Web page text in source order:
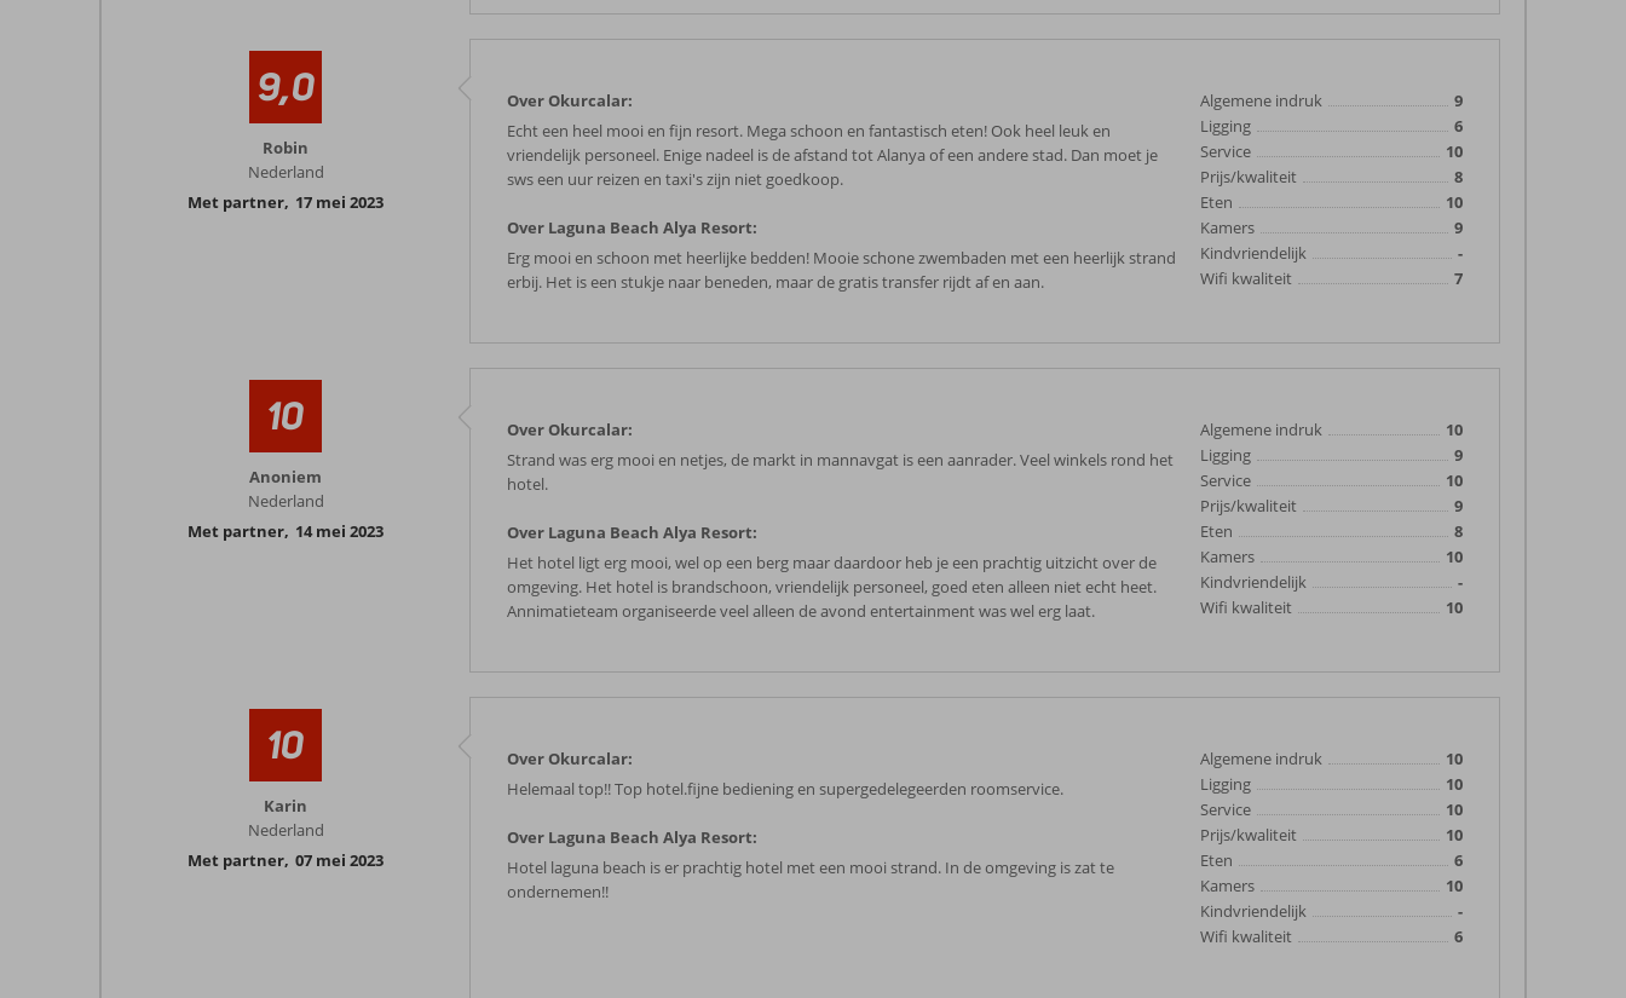
9,0
Robin
Nederland
Met partner, 17 mei 2023
Over Okurcalar:
Echt een heel mooi en fijn resort. Mega schoon en fantastisch eten! Ook heel leuk en
vriendelijk personeel. Enige nadeel is de afstand tot Alanya of een andere stad. Dan moet je
sws een uur reizen en taxi's zijn niet goedkoop.
Over Laguna Beach Alya Resort:
Erg mooi en schoon met heerlijke bedden! Mooie schone zwembaden met een heerlijk strand
erbij. Het is een stukje naar beneden, maar de gratis transfer rijdt af en aan.
Algemene indruk
9
Ligging
6
Service
10
Prijs/kwaliteit
8
Eten
10
Kamers
9
Kindvriendelijk
-
Wifi kwaliteit
7
10
Anoniem
Nederland
Met partner, 14 mei 2023
Over Okurcalar:
Strand was erg mooi en netjes, de markt in mannavgat is een aanrader. Veel winkels rond het
hotel.
Over Laguna Beach Alya Resort:
Het hotel ligt erg mooi, wel op een berg maar daardoor heb je een prachtig uitzicht over de
omgeving. Het hotel is brandschoon, vriendelijk personeel, goed eten alleen niet echt heet.
Annimatieteam organiseerde veel alleen de avond entertainment was wel erg laat.
Algemene indruk
10
Ligging
9
Service
10
Prijs/kwaliteit
9
Eten
8
Kamers
10
Kindvriendelijk
-
Wifi kwaliteit
10
10
Karin
Nederland
Met partner, 07 mei 2023
Over Okurcalar:
Helemaal top!! Top hotel.fijne bediening en supergedelegeerden roomservice.
Over Laguna Beach Alya Resort:
Hotel laguna beach is er prachtig hotel met een mooi strand. In de omgeving is zat te
ondernemen!!
Algemene indruk
10
Ligging
10
Service
10
Prijs/kwaliteit
10
Eten
6
Kamers
10
Kindvriendelijk
-
Wifi kwaliteit
6